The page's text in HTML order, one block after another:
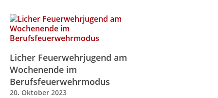
Licher Feuerwehrjugend am
Wochenende im
Berufsfeuerwehrmodus
20. Oktober 2023